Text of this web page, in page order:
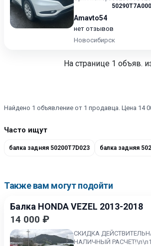
50290T7A000
Amavto54
нет отзывов
Новосибирск
На странице 1 объяв.
Найдено 1 объявление от 1 продавца. Цена 14
Часто ищут
балка задняя 50200T7D023 балка задняя
Также вам могут подойти
Балка HONDA VEZEL 2013-2018
14 000 ₽
СКИДКА
НАЛИЧНЫЙ